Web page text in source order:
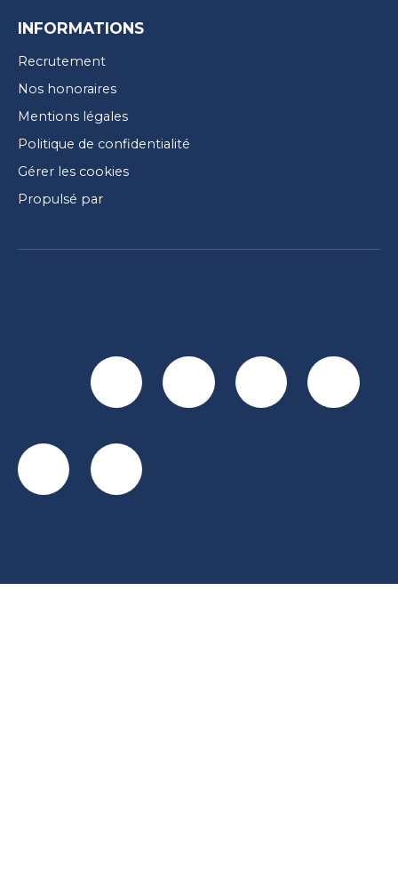
INFORMATIONS
Recrutement
Nos honoraires
Mentions légales
Politique de confidentialité
Gérer les cookies
Propulsé par